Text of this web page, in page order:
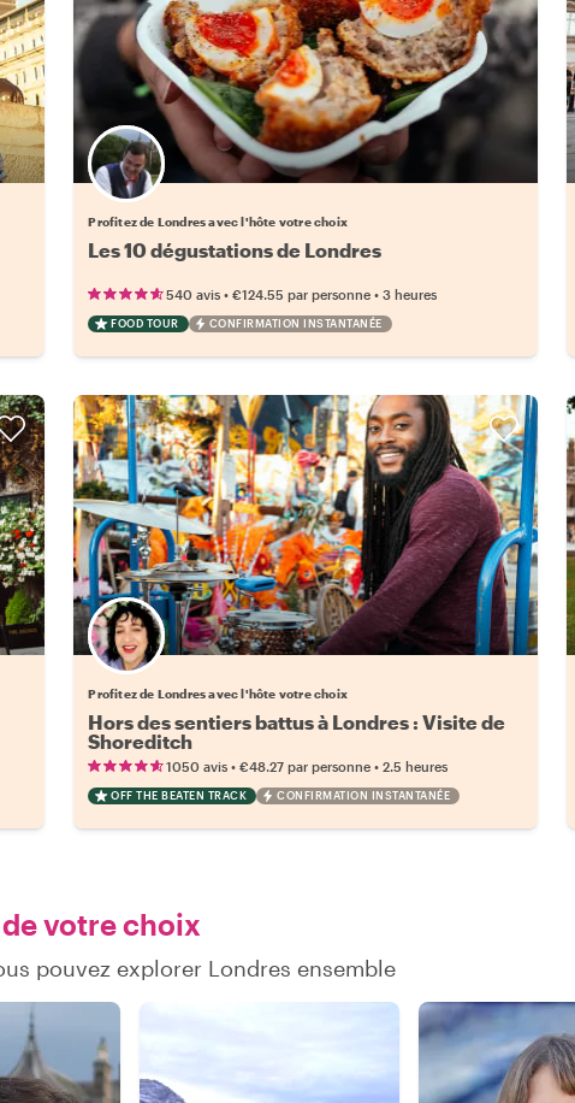
Choisissez votre local favori
Profitez de Londres avec l'hôte votre choix
Les 10 dégustations de Londres
540 avis •€124.55 par personne •3 heures
FOOD TOUR CONFIRMATION INSTANTANÉE
Choisissez votre local favori
Profitez de Londres avec l'hôte votre choix
Hors des sentiers battus à Londres : Visite de
Shoreditch
1050 avis •€48.27 par personne •2.5 heures
OFF THE BEATEN TRACK CONFIRMATION INSTANTANÉE
votre choix
pouvez explorer Londres ensemble